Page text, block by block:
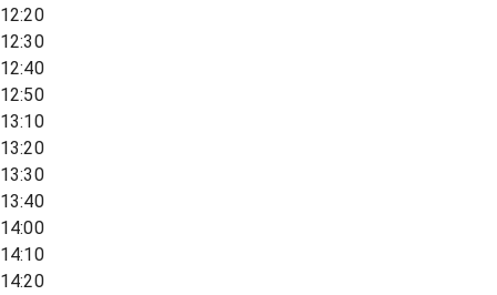
12:20
12:30
12:40
12:50
13:10
13:20
13:30
13:40
14:00
14:10
14:20